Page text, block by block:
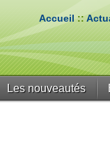
Accueil::
Les nouveautés